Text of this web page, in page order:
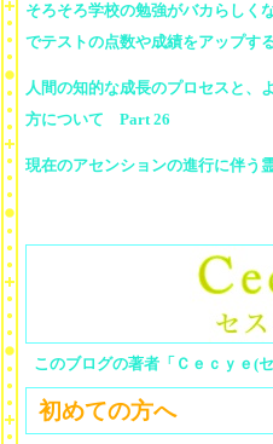
そろそろ学校の勉強がバカらし
でテストの点数や成績をアップ
人間の知的な成長のプロセスと、
方について Part 26
現在のアセンションの進行に伴
このブログの著者「Ｃｅｃｙｅ(
初めての方へ